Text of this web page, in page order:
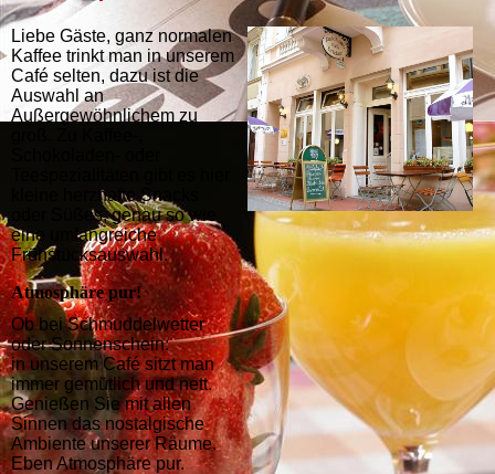
Liebe Gäste, ganz normalen
Kaffee trinkt man in unserem
Café selten, dazu ist die
Auswahl an
Außergewöhnlichem zu
kleine herzhafte Snacks
oder Süßes, genau so wie
eine umfangreiche
Frühstücksauswahl.
Atmosphäre pur!
Ob bei Schmuddelwetter
oder Sonnenschein:
in unserem Café sitzt man
immer gemütlich und nett.
Genießen Sie mit allen
Sinnen das nostalgische
Ambiente unserer Räume.
Eben Atmosphäre pur.